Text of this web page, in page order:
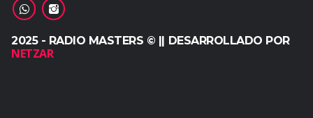
2025 - RADIO MASTERS © || DESARROLLADO POR
NETZAR